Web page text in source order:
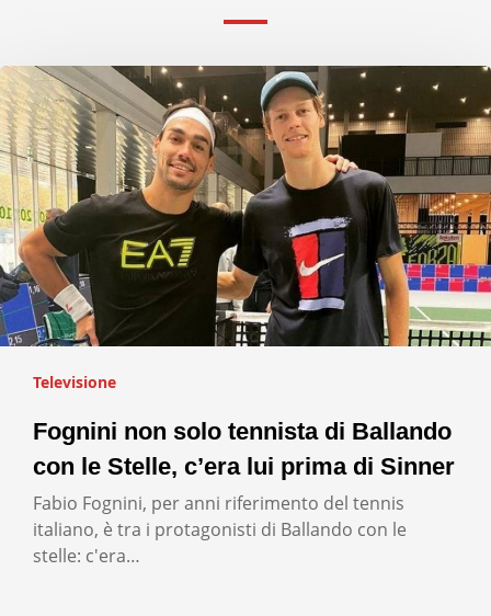
Televisione
Fognini non solo tennista di Ballando
con le Stelle, c’era lui prima di Sinner
Fabio Fognini, per anni riferimento del tennis
italiano, è tra i protagonisti di Ballando con le
stelle: c'era…